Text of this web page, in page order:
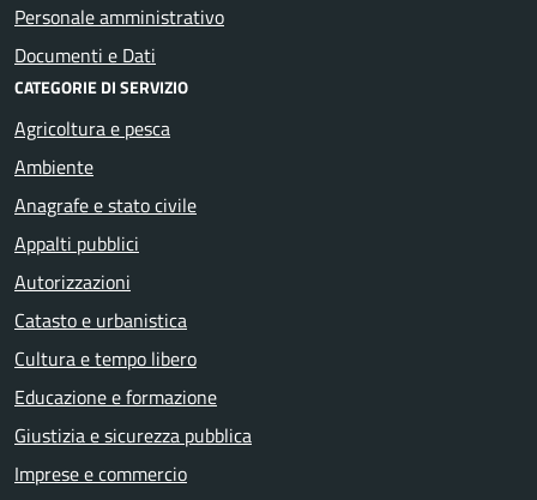
Personale amministrativo
Documenti e Dati
CATEGORIE DI SERVIZIO
Agricoltura e pesca
Ambiente
Anagrafe e stato civile
Appalti pubblici
Autorizzazioni
Catasto e urbanistica
Cultura e tempo libero
Educazione e formazione
Giustizia e sicurezza pubblica
Imprese e commercio